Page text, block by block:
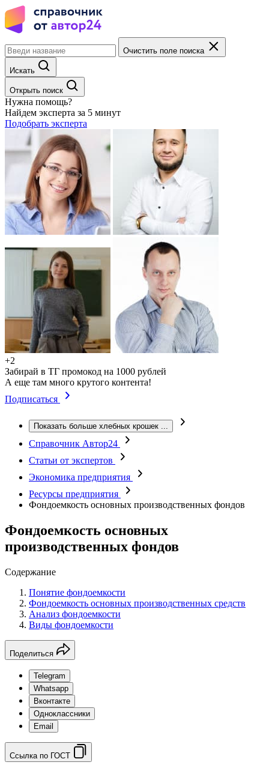
Очистить поле поиска
Искать
Открыть поиск
Нужна помощь?
Найдем эксперта за 5 минут
Подобрать эксперта
+2
Забирай в ТГ промокод на 1000 рублей
А еще там много крутого контента!
Подписаться
Показать больше хлебных крошек ...
Справочник Автор24
Статьи от экспертов
Экономика предприятия
Ресурсы предприятия
Фондоемкость основных производственных фондов
Фондоемкость основных
производственных фондов
Содержание
Понятие фондоемкости
Фондоемкость основных производственных средств
Анализ фондоемкости
Виды фондоемкости
Поделиться
Telegram
Whatsapp
Вконтакте
Одноклассники
Email
Ссылка по ГОСТ